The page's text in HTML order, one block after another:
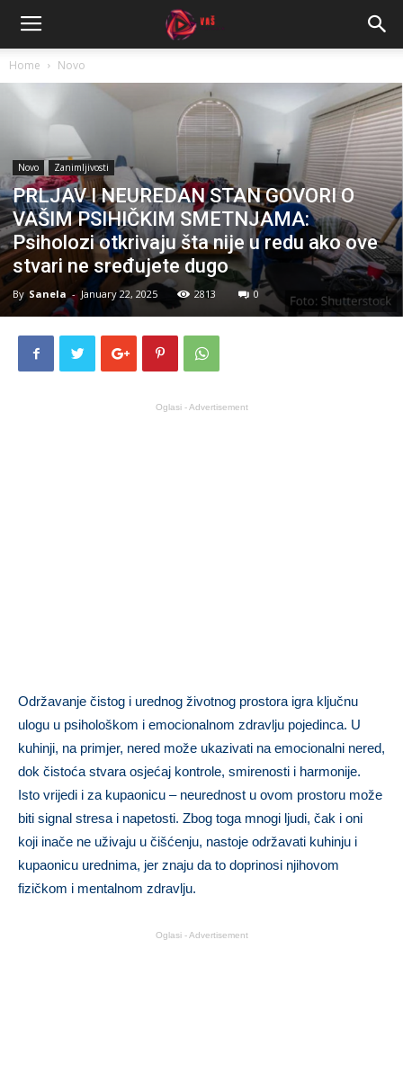
Home Novo
Novo Zanimljivosti
PRLJAV I NEUREDAN STAN GOVORI O
VAŠIM PSIHIČKIM SMETNJAMA:
Psiholozi otkrivaju šta nije u redu ako ove
stvari ne sređujete dugo
By Sanela - January 22, 2025 2813 0
Oglasi - Advertisement
Održavanje čistog i urednog životnog prostora igra ključnu
ulogu u psihološkom i emocionalnom zdravlju pojedinca. U
kuhinji, na primjer, nered može ukazivati na emocionalni nered,
dok čistoća stvara osjećaj kontrole, smirenosti i harmonije.
Isto vrijedi i za kupaonicu – neurednost u ovom prostoru može
biti signal stresa i napetosti. Zbog toga mnogi ljudi, čak i oni
koji inače ne uživaju u čišćenju, nastoje održavati kuhinju i
kupaonicu urednima, jer znaju da to doprinosi njihovom
fizičkom i mentalnom zdravlju.
Oglasi - Advertisement